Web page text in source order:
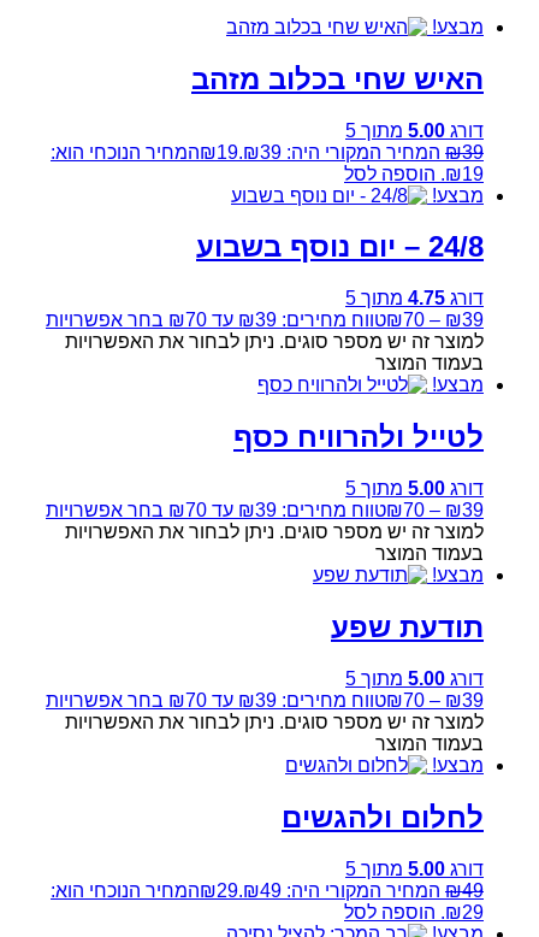
מבצע!
האיש שחי בכלוב מזהב
דורג 5.00 מתוך 5
₪39 המחיר המקורי היה: ₪39. ₪19
המחיר הנוכחי הוא:
₪19. הוספה לסל
מבצע!
24/8 – יום נוסף בשבוע
דורג 4.75 מתוך 5
₪39
–
₪70 טווח מחירים: ⁦₪39⁩ עד ⁦₪70⁩
בחר אפשרויות
למוצר זה יש מספר סוגים. ניתן לבחור את האפשרויות
בעמוד המוצר
מבצע!
לטייל ולהרוויח כסף
דורג 5.00 מתוך 5
₪39
–
₪70 טווח מחירים: ⁦₪39⁩ עד ⁦₪70⁩
בחר אפשרויות
למוצר זה יש מספר סוגים. ניתן לבחור את האפשרויות
בעמוד המוצר
מבצע!
תודעת שפע
דורג 5.00 מתוך 5
₪39
–
₪70 טווח מחירים: ⁦₪39⁩ עד ⁦₪70⁩
בחר אפשרויות
למוצר זה יש מספר סוגים. ניתן לבחור את האפשרויות
בעמוד המוצר
מבצע!
לחלום ולהגשים
דורג 5.00 מתוך 5
₪49 המחיר המקורי היה: ₪49. ₪29
המחיר הנוכחי הוא:
₪29. הוספה לסל